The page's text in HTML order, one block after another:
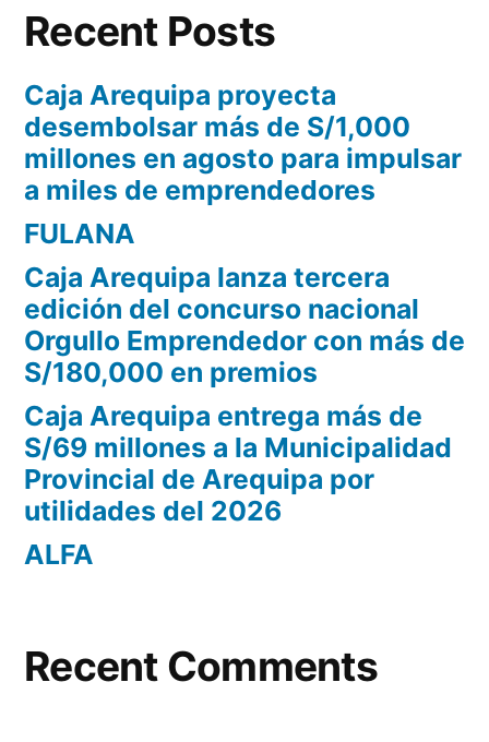
Recent Posts
Caja Arequipa proyecta
desembolsar más de S/1,000
millones en agosto para impulsar
a miles de emprendedores
FULANA
Caja Arequipa lanza tercera
edición del concurso nacional
Orgullo Emprendedor con más de
S/180,000 en premios
Caja Arequipa entrega más de
S/69 millones a la Municipalidad
Provincial de Arequipa por
utilidades del 2026
ALFA
Recent Comments